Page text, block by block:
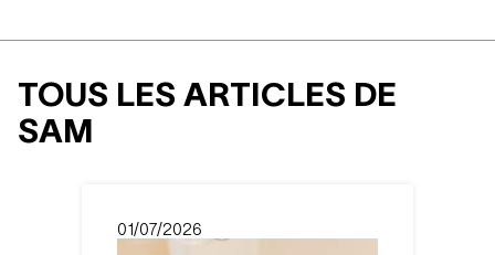
TOUS LES ARTICLES DE
SAM
01/07/2026